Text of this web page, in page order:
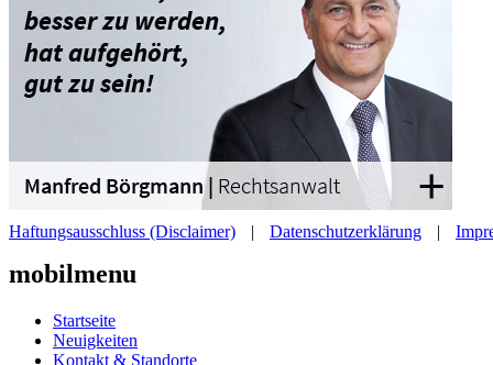
Haftungsausschluss (Disclaimer) | Datenschutzerklärung |
mobilmenu
Startseite
Neuigkeiten
Kontakt & Standorte